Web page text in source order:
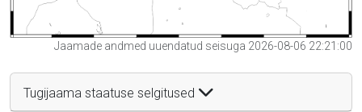
Jaamade andmed uuendatud seisuga 2026-08-06 22:21:00
Tugijaama staatuse selgitused